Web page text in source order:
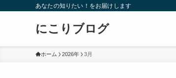
あなたの知りたい！をお届けします
にこりブログ
ホーム 2026年 3月